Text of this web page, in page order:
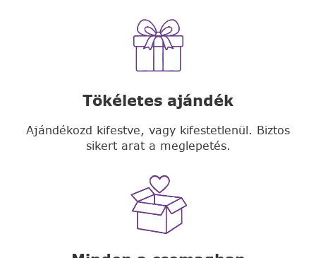
Tökéletes ajándék
Ajándékozd kifestve, vagy kifestetlenül. Biztos
sikert arat a meglepetés.